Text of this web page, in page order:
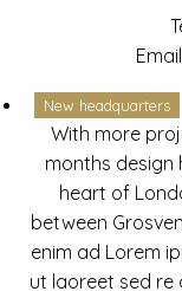
New headquarters
With more
months design
heart of
between
enim ad Lorem
ut laoreet sed re